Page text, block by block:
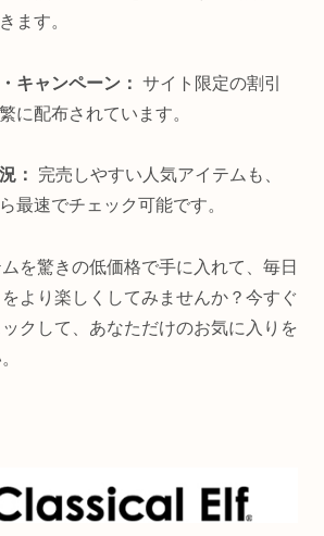
ます。
キャンペーン： サイト限定の割引
に配布されています。
：
完売しやすい人気アイテムも、
最速でチェック可能です。
を驚きの低価格で手に入れて、毎日
より楽しくしてみませんか？今すぐ
クして、あなただけのお気に入りを